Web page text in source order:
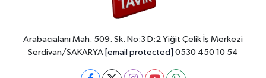
Arabacıalanı Mah. 509. Sk. No:3 D:2 Yiğit Çelik İş Merkezi
Serdivan/SAKARYA [email protected] 0530 450 10 54